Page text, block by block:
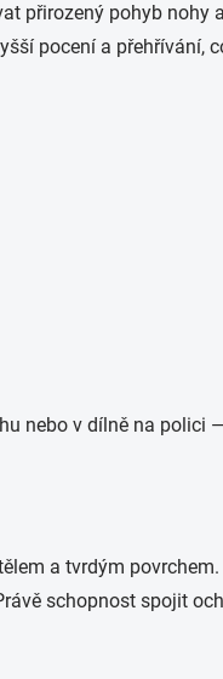
přirozený pohyb nohy
pocení a přehřívání,
nebo v dílně na polici
a tvrdým
schopnost spojit